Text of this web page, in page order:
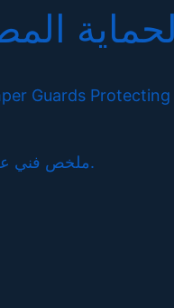
Guards
ملخص فني عربي: يشرح هذا المقال الفكرة الهندسية الأساسية، خصائص المادة، اعتبارات الاختيار، وتأثيرها على الأداء والمتانة وسلامة التطبيق.